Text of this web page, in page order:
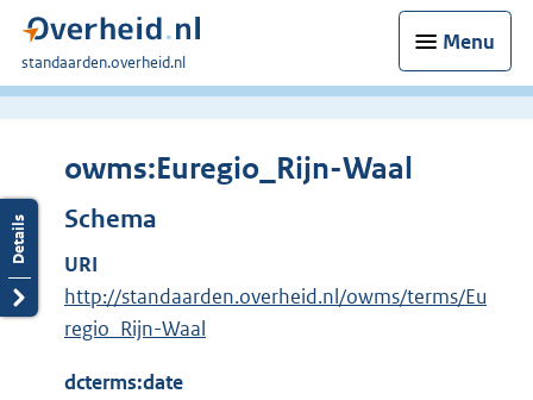
Menu
U
bent
standaarden.overheid.nl
owms:Euregio_Rijn-Waal
Schema
URI
http://standaarden.overheid.nl/owms/terms/Eu
regio_Rijn-Waal
dcterms:date